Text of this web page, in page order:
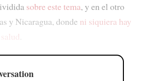
sobre este tema, y en el otro
y Nicaragua, donde ni siquiera hay